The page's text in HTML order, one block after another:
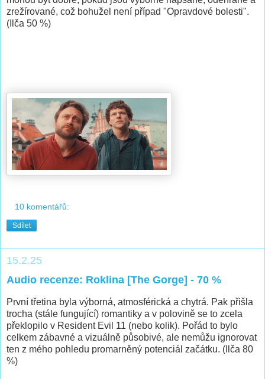
zrežírované, což bohužel není případ "Opravdové bolesti".
(Ilča 50 %)
10 komentářů:
Sdílet
15.2.25
Audio recenze: Roklina [The Gorge] - 70 %
První třetina byla výborná, atmosférická a chytrá. Pak přišla
trocha (stále fungující) romantiky a v polovině se to zcela
překlopilo v Resident Evil 11 (nebo kolik). Pořád to bylo
celkem zábavné a vizuálně působivé, ale nemůžu ignorovat
ten z mého pohledu promarněný potenciál začátku. (Ilča 80
%)